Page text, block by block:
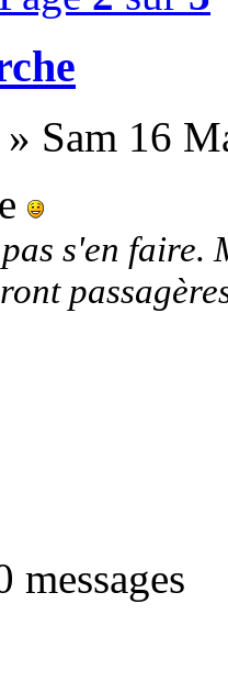
» Sam 16
s'en faire.
messages